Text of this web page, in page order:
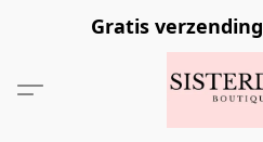
Gratis verzending